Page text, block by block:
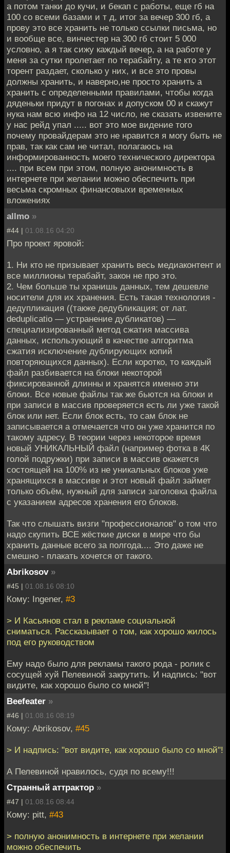
а потом танки до кучи, и бекап с работы, еще гб на
100 со всеми базами и т д, итог за вечер 300 гб, а
прову это все хранить не только ссылки письма, но
и вообще все, винчестер на 300 гб стоит 5 000
условно, а я так сижу каждый вечер, а на работе у
меня за сутки пролетает по терабайту, а те кто этот
торент раздает, сколько у них, и все это провы
должны хранить, и наверно,не просто хранить а
хранить с определенными правилами, чтобы когда
дяденьки придут в погонах и допуском 00 и скажут
нука нам всю инфо на 12 число, не сказать извените
у нас рейд упал ..... вот это мое видение того
почему провайдерам это не нравится я могу быть не
прав, так как сам не читал, полагаюсь на
информированность моего технического директора
.... при всем при этом, полную анонимность в
интернете при желании можно обеспечить при
весьма скромных финансовыхи временных
вложениях
allmo »
#44 | 01.08.16 04:20
Про проект яровой:
1. Ни кто не призывает хранить весь медиаконтент и
все миллионы терабайт, закон не про это.
2. Чем больше ты хранишь данных, тем дешевле
носители для их хранения. Есть такая технология -
дедупликация ((также дедубликация; от лат.
deduplicatio — устранение дубликатов) —
специализированный метод сжатия массива
данных, использующий в качестве алгоритма
сжатия исключение дублирующих копий
повторяющихся данных). Если коротко, то каждый
файл разбивается на блоки некоторой
фиксированной длинны и хранятся именно эти
блоки. Все новые файлы так же бьются на блоки и
при записи в массив проверяется есть ли уже такой
блок или нет. Если блок есть, то сам блок не
записывается а отмечается что он уже хранится по
такому адресу. В теории через некоторое время
новый УНИКАЛЬНЫЙ файл (например фотка в 4К
голой подружки) при записи в массив окажется
состоящей на 100% из не уникальных блоков уже
хранящихся в массиве и этот новый файл займет
только объём, нужный для записи заголовка файла
с указанием адресов хранения его блоков.
Так что слышать визги "профессионалов" о том что
надо скупить ВСЕ жёсткие диски в мире что бы
хранить данные всего за полгода.... Это даже не
смешно - плакать хочется от такого.
Abrikosov »
#45 | 01.08.16 08:10
Кому: Ingener, #3
> И Касьянов стал в рекламе социальной
сниматься. Рассказывает о том, как хорошо жилось
под его руководством
Ему надо было для рекламы такого рода - ролик с
сосущей хуй Пелевиной закрутить. И надпись: "вот
видите, как хорошо было со мной"!
Beefeater »
#46 | 01.08.16 08:19
Кому: Abrikosov, #45
> И надпись: "вот видите, как хорошо было со мной"!
А Пелевиной нравилось, судя по всему!!!
Странный аттрактор »
#47 | 01.08.16 08:44
Кому: pitt, #43
> полную анонимность в интернете при желании
можно обеспечить